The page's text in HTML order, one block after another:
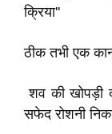
क्रिया''
ठीक तभी एक
शव की खोपड़ी
सफेद रोशनी